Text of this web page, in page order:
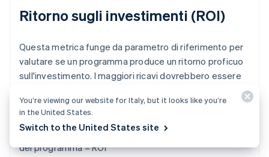
Ritorno sugli investimenti (ROI)
Questa metrica funge da parametro di riferimento per
valutare se un programma produce un ritorno proficuo
sull'investimento. I maggiori ricavi dovrebbero essere
sufficienti a coprire il costo dell'investimento. Il calcolo
si basa su una semplice formula:
(Aumento dei ricavi - Costo del programma) ÷ Costo
del programma = ROI
You’re viewing our website for Italy, but it looks like you’re
in the United States.
Switch to the United States site